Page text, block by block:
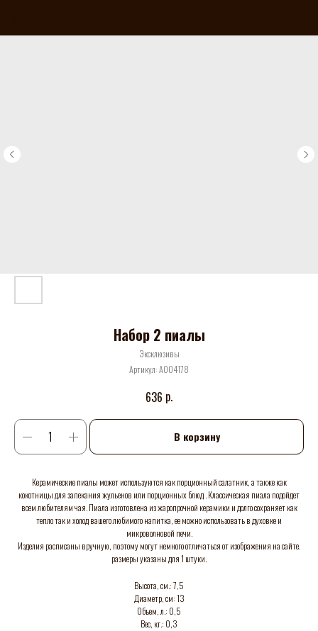
Набор 2 пиалы
Эксклюзивы
Артикул:А004178
636 р.
В корзину
Керамические пиалы может используются как порционный салатник, а также как
кокотницы для запекания жульенов или порционных блюд . Классическая пиала подойдет
всем любителям чая. Пиала изготовлена из жаропрочной керамики и долго сохраняет как
тепло так и холод вашего любимого напитка, ее можно использовать в духовке и
микроволновой печи.
Изделия расписаны вручную, поэтому могут немного отличаться от изображения на сайте.
размеры указаны для 1 штуки.
Высота, см.: 7,5
Диаметр, см: 13
Объем, л.: 0,5
Вес, кг.: 0,3